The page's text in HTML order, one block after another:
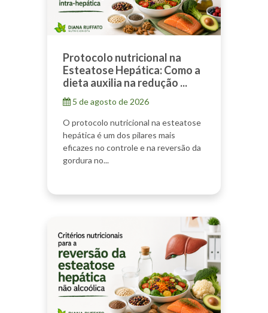
Protocolo nutricional na
Esteatose Hepática: Como a
dieta auxilia na redução ...
5 de agosto de 2026
O protocolo nutricional na esteatose
hepática é um dos pilares mais
eficazes no controle e na reversão da
gordura no...